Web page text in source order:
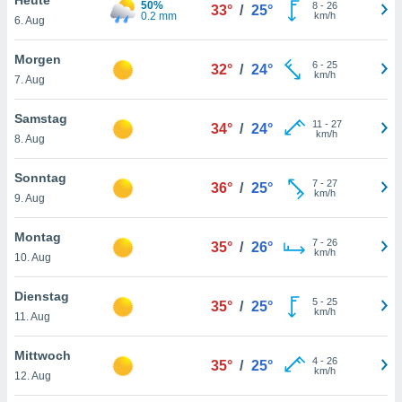
oder
Partner
es uns
das
der
Profil zu
Ihnen
finden
. Sie
jederzeit
Rand
6. Aug
50%
0.2 mm
33° / 25° 8- 26
km/h
Morgen
7. Aug
32° / 24° 6- 25
km/h
Samstag
8. Aug
34° / 24° 11 - 27
km/h
Sonntag
9. Aug
36° / 25° 7- 27
km/h
Montag
10. Aug
35° / 26° 7- 26
km/h
Dienstag
11. Aug
35° / 25° 5- 25
km/h
Mittwoch
12. Aug
35° / 25° 4- 26
km/h